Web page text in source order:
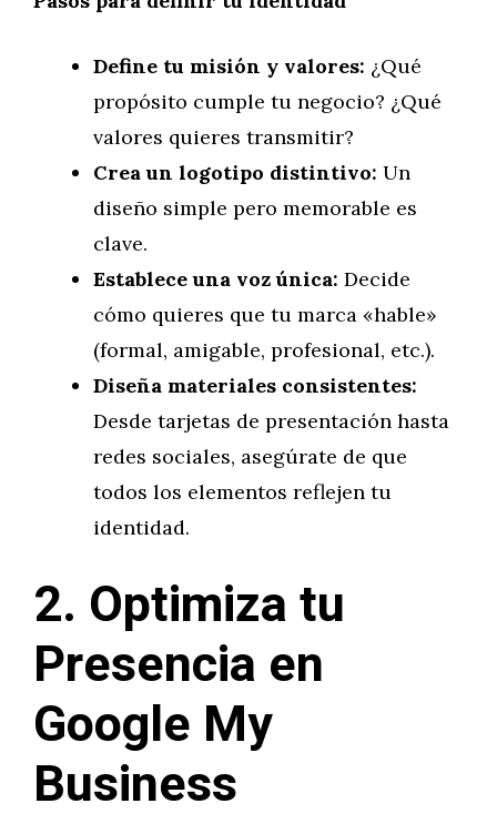
Define tu misión y valores: ¿Qué
propósito cumple tu negocio? ¿Qué
valores quieres transmitir?
Crea un logotipo distintivo: Un
diseño simple pero memorable es
clave.
Establece una voz única: Decide
cómo quieres que tu marca «hable»
(formal, amigable, profesional, etc.).
Diseña materiales consistentes:
Desde tarjetas de presentación hasta
redes sociales, asegúrate de que
todos los elementos reflejen tu
identidad.
2. Optimiza tu
Presencia en
Google My
Business